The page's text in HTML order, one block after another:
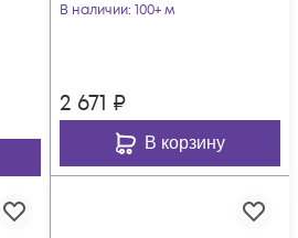
В наличии: 100+ м
2 671 ₽
В корзину